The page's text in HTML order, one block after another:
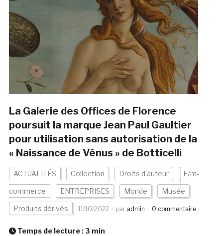
La Galerie des Offices de Florence
poursuit la marque Jean Paul Gaultier
pour utilisation sans autorisation de la
« Naissance de Vénus » de Botticelli
ACTUALITÉS Collection Droits d'auteur E/m-
commerce ENTREPRISES Monde Musée
Produits dérivés 11/10/2022 par admin 0 commentaire
Temps de lecture : 3 min